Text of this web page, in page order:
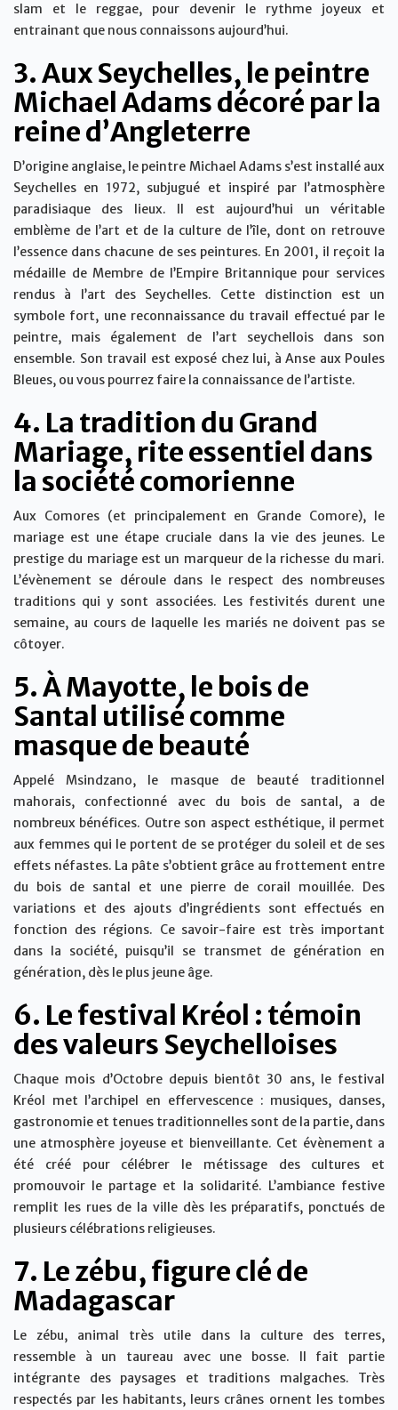
slam et le reggae, pour devenir le rythme joyeux et
entrainant que nous connaissons aujourd’hui.
3. Aux Seychelles, le peintre
Michael Adams décoré par la
reine d’Angleterre
D’origine anglaise, le peintre Michael Adams s’est installé aux
Seychelles en 1972, subjugué et inspiré par l’atmosphère
paradisiaque des lieux. Il est aujourd’hui un véritable
emblème de l’art et de la culture de l’île, dont on retrouve
l’essence dans chacune de ses peintures. En 2001, il reçoit la
médaille de Membre de l’Empire Britannique pour services
rendus à l’art des Seychelles. Cette distinction est un
symbole fort, une reconnaissance du travail effectué par le
peintre, mais également de l’art seychellois dans son
ensemble. Son travail est exposé chez lui, à Anse aux Poules
Bleues, ou vous pourrez faire la connaissance de l’artiste.
4. La tradition du Grand
Mariage, rite essentiel dans
la société comorienne
Aux Comores (et principalement en Grande Comore), le
mariage est une étape cruciale dans la vie des jeunes. Le
prestige du mariage est un marqueur de la richesse du mari.
L’évènement se déroule dans le respect des nombreuses
traditions qui y sont associées. Les festivités durent une
semaine, au cours de laquelle les mariés ne doivent pas se
côtoyer.
5. À Mayotte, le bois de
Santal utilisé comme
masque de beauté
Appelé Msindzano, le masque de beauté traditionnel
mahorais, confectionné avec du bois de santal, a de
nombreux bénéfices. Outre son aspect esthétique, il permet
aux femmes qui le portent de se protéger du soleil et de ses
effets néfastes. La pâte s’obtient grâce au frottement entre
du bois de santal et une pierre de corail mouillée. Des
variations et des ajouts d’ingrédients sont effectués en
fonction des régions. Ce savoir-faire est très important
dans la société, puisqu’il se transmet de génération en
génération, dès le plus jeune âge.
6. Le festival Kréol : témoin
des valeurs Seychelloises
Chaque mois d’Octobre depuis bientôt 30 ans, le festival
Kréol met l’archipel en effervescence : musiques, danses,
gastronomie et tenues traditionnelles sont de la partie, dans
une atmosphère joyeuse et bienveillante. Cet évènement a
été créé pour célébrer le métissage des cultures et
promouvoir le partage et la solidarité. L’ambiance festive
remplit les rues de la ville dès les préparatifs, ponctués de
plusieurs célébrations religieuses.
7. Le zébu, figure clé de
Madagascar
Le zébu, animal très utile dans la culture des terres,
ressemble à un taureau avec une bosse. Il fait partie
intégrante des paysages et traditions malgaches. Très
respectés par les habitants, leurs crânes ornent les tombes